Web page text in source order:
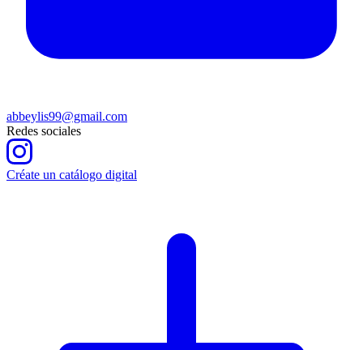
abbeylis99@gmail.com
Redes sociales
Créate un catálogo digital